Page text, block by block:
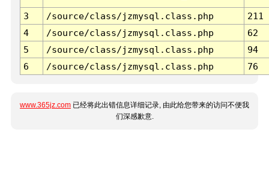
3 /source/class/jzmysql.class.php
211
4
/source/class/jzmysql.class.php
62
5
/source/class/jzmysql.class.php
94
6
/source/class/jzmysql.class.php 76
www.365jz.com 已经将此出错信息详细记录, 由此给您带来的访问不便我
们深感歉意.